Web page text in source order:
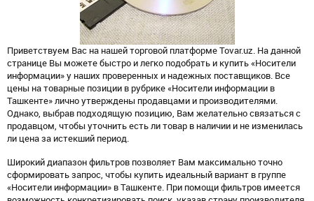
Приветствуем Вас на нашей торговой платформе Tovar.uz. На данной
странице Вы можете быстро и легко подобрать и купить «Носители
информации» у наших проверенных и надежных поставщиков. Все
цены на товарные позиции в рубрике «Носители информации в
Ташкенте» лично утверждены продавцами и производителями.
Однако, выбрав подходящую позицию, Вам желательно связаться с
продавцом, чтобы уточнить есть ли товар в наличии и не изменилась
ли цена за истекший период.
Широкий диапазон фильтров позволяет Вам максимально точно
сформировать запрос, чтобы купить идеальный вариант в группе
«Носители информации» в Ташкенте. При помощи фильтров имеется